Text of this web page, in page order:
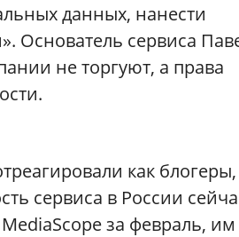
данных, нанести
Основатель сервиса
не торгуют, а права
как блогеры,
сервиса в России
за февраль, им